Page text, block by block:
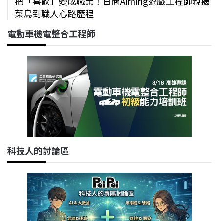
菜鳥到職人心路歷程
電動車機電整合工程師
科技人的討論區